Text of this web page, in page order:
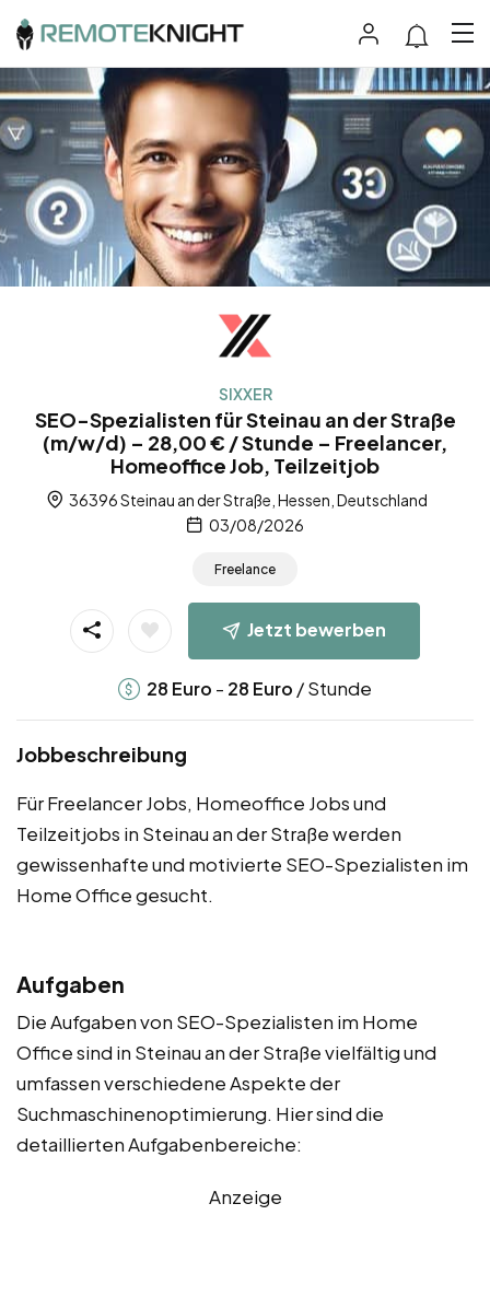
SIXXER
SEO-Spezialisten für Steinau an der Straße
(m/w/d) – 28,00 € / Stunde – Freelancer,
Homeoffice Job, Teilzeitjob
36396 Steinau an der Straße, Hessen, Deutschland
03/08/2026
Freelance
Jetzt bewerben
28 Euro - 28 Euro / Stunde
Jobbeschreibung
Für Freelancer Jobs, Homeoffice Jobs und
Teilzeitjobs in Steinau an der Straße werden
gewissenhafte und motivierte SEO-Spezialisten im
Home Office gesucht.
Aufgaben
Die Aufgaben von SEO-Spezialisten im Home
Office sind in Steinau an der Straße vielfältig und
umfassen verschiedene Aspekte der
Suchmaschinenoptimierung. Hier sind die
detaillierten Aufgabenbereiche:
Anzeige